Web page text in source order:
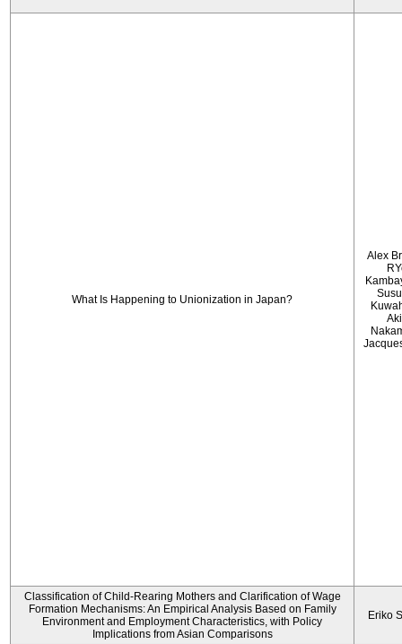
What Is Happening to Unionization in Japan?
Alex
Classification of Child-Rearing Mothers and Clarification of Wage
Formation Mechanisms: An Empirical Analysis Based on Family
Environment and Employment Characteristics, with Policy
Implications from Asian Comparisons
Eriko